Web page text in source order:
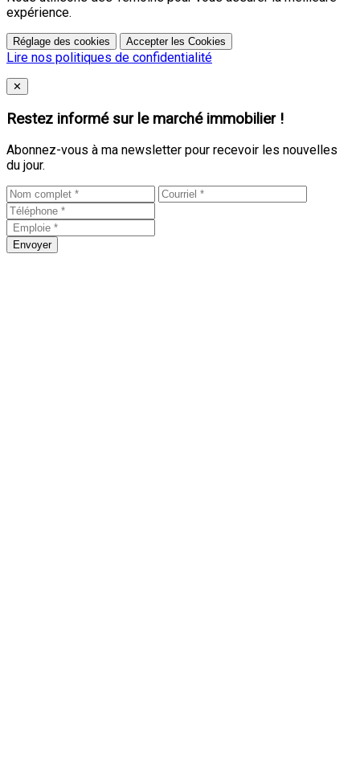
expérience.
Réglage des cookies Accepter les Cookies
Lire nos politiques de confidentialité
Close
✕
Restez informé sur le marché immobilier !
Abonnez-vous à ma newsletter pour recevoir les nouvelles
du jour.
Envoyer